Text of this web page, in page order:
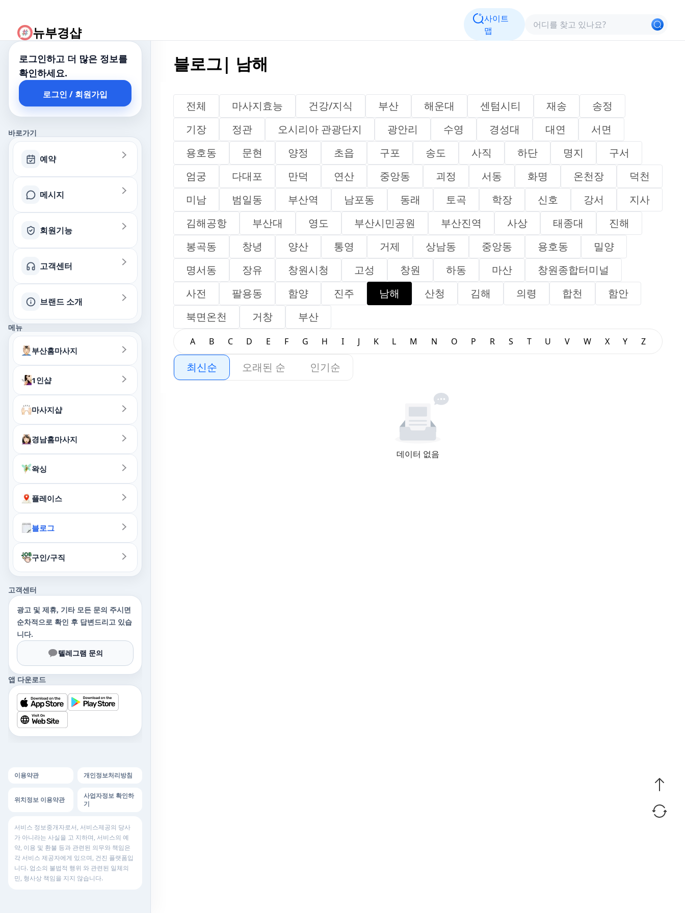
로그인하고 더 많은 정보를
확인하세요.
로그인 / 회원가입
바로가기
예약
메시지
회원기능
회원별 랭킹보기
최근열람 목록
고객센터
문의하기 (제휴·일반)
브랜드 소개
메뉴
부산홈마사지
1인샵
마사지샵
경남홈마사지
왁싱
플레이스
블로그
구인/구직
고객센터
광고 및 제휴, 기타 모든 문의 주시면
순차적으로 확인 후 답변드리고 있습
니다.
텔레그램 문의
앱 다운로드
이용약관 개인정보처리방침
위치정보 이용약관
사업자정보 확인하
기
서비스 정보중개자로서, 서비스제공의 당사
가 아니라는 사실을 고 지하며, 서비스의 예
약, 이용 및 환불 등과 관련된 의무와 책임은
각 서비스 제공자에게 있으며, 건진 플랫폼입
니다. 업소의 불법적 행위 와 관련된 일체의
민, 형사상 책임을 지지 않습니다.
뉴부경샵
사이트
맵
블로그| 남해
블로그| 남해
전체 마사지효능 건강/지식 부산 해운대 센텀시티 재송
송정
기장
정관 오시리아 관광단지 광안리 수영 경성대 대연
서면
용호동
문현 양정 초읍 구포 송도 사직 하단 명지
구서
엄궁
다대포 만덕 연산 중앙동 괴정 서동 화명 온천장
덕천
미남
범일동 부산역 남포동 동래 토곡 학장 신호 강서
지사
김해공항
부산대 영도 부산시민공원 부산진역 사상 태종대
진해
봉곡동
창녕 양산 통영 거제 상남동 중앙동 용호동
밀양
명서동
장유 창원시청 고성 창원 하동 마산
창원종합터미널
사전
팔용동 함양 진주 남해 산청 김해 의령 합천
함안
북면온천
거창 부산
A B C D E F G H I J K L M N O P R S T U V W X Y Z
최신순 오래된 순 인기순
데이터 없음